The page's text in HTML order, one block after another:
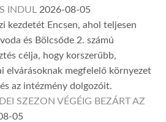
INDUL 2026-08-05
kezdetét Encsen, ahol teljesen
és Bölcsőde 2. számú
célja, hogy korszerűbb,
elvárásoknak megfelelő környezet
az intézmény dolgozóit.
SZEZON VÉGÉIG BEZÁRT AZ
05